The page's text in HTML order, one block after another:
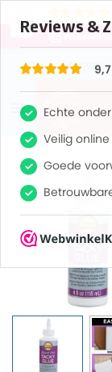
9,7
gratis